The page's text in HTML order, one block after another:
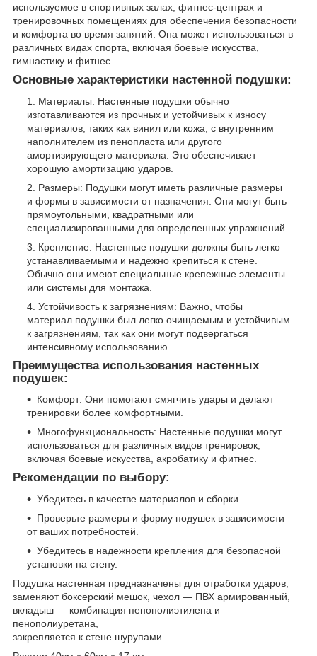
используемое в спортивных залах, фитнес-центрах и
тренировочных помещениях для обеспечения безопасности
и комфорта во время занятий. Она может использоваться в
различных видах спорта, включая боевые искусства,
гимнастику и фитнес.
Основные характеристики настенной подушки:
Материалы: Настенные подушки обычно
изготавливаются из прочных и устойчивых к износу
материалов, таких как винил или кожа, с внутренним
наполнителем из пенопласта или другого
амортизирующего материала. Это обеспечивает
хорошую амортизацию ударов.
Размеры: Подушки могут иметь различные размеры
и формы в зависимости от назначения. Они могут быть
прямоугольными, квадратными или
специализированными для определенных упражнений.
Крепление: Настенные подушки должны быть легко
устанавливаемыми и надежно крепиться к стене.
Обычно они имеют специальные крепежные элементы
или системы для монтажа.
Устойчивость к загрязнениям: Важно, чтобы
материал подушки был легко очищаемым и устойчивым
к загрязнениям, так как они могут подвергаться
интенсивному использованию.
Преимущества использования настенных
подушек:
Комфорт: Они помогают смягчить удары и делают
тренировки более комфортными.
Многофункциональность: Настенные подушки могут
использоваться для различных видов тренировок,
включая боевые искусства, акробатику и фитнес.
Рекомендации по выбору:
Убедитесь в качестве материалов и сборки.
Проверьте размеры и форму подушек в зависимости
от ваших потребностей.
Убедитесь в надежности крепления для безопасной
установки на стену.
Подушка настенная предназначены для отработки ударов,
заменяют боксерский мешок, чехол ― ПВХ армированный,
вкладыш ― комбинация пенополиэтилена и
пенополиуретана,
закрепляется к стене шурупами